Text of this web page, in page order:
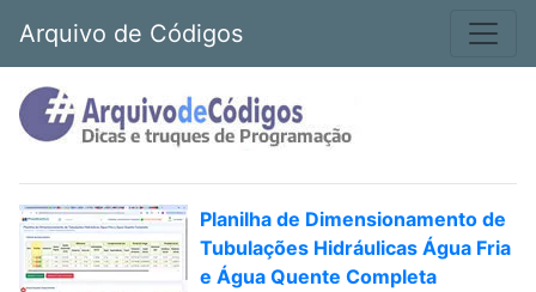
Arquivo de Códigos
Planilha de Dimensionamento de
Tubulações Hidráulicas Água Fria
e Água Quente Completa